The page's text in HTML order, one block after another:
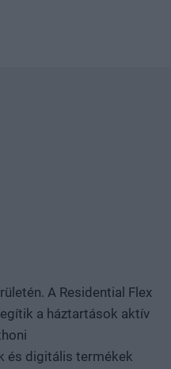
A Residential Flex
a háztartások aktív
és digitális termékek